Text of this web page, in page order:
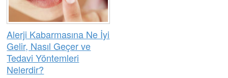
her bölgesinde kaşıntılar, alerjik
kabartılar ve
sonrasında kabarcıklar yaşanır.
Mutlaka uzmana gitmekte yarar
vardır.
Alerji Kabarmasına Ne İyi
Gelir, Nasıl Geçer ve
Tedavi Yöntemleri
Nelerdir?